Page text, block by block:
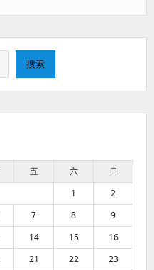
搜索
五 六
日
1
2
7 8
9
14 15
16
21 22
23